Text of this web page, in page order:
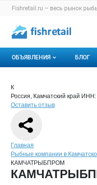
Раздел
Fishretail.ru – весь рынок
Авторизация и
Навигация по
ОБЪЯВЛЕНИЯ
Горячее предложение
Мои объявления
БЛОГ
Страница
Страница компании
Краткая
К
Россия, Камчатский край ИНН:
Оставить отзыв
Навигация по
Главная
Рыбные компании в
КАМЧАТРЫБПРОМ
Основная